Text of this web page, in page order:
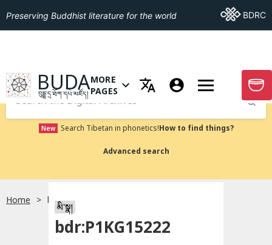
Preserving Buddhist literature for the world Go ToBDRC
GO TO HOMEPAGE
BUDA
བུདྡྷ་དྲ་ཐོག་དཔེ་མཛོད།
OPEN MENU OF MORE PAGES
MORE
PAGES
GO
Submit
New Search Tibetan in phonetics!How to find things?
Advanced search
Home bdr:P1KG15222
མི་སྣ།
bdr:P1KG15222